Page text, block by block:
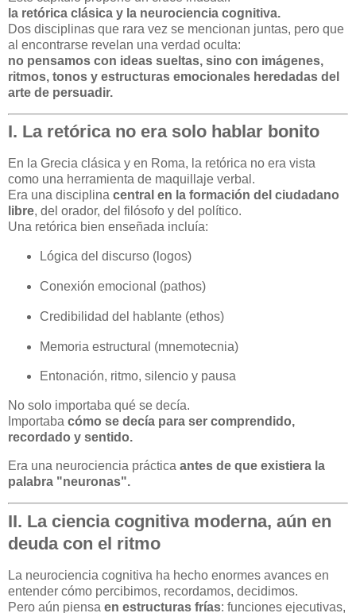
la retórica clásica y la neurociencia cognitiva.
Dos disciplinas que rara vez se mencionan juntas, pero que
al encontrarse revelan una verdad oculta:
no pensamos con ideas sueltas, sino con imágenes,
ritmos, tonos y estructuras emocionales heredadas del
arte de persuadir.
I. La retórica no era solo hablar bonito
En la Grecia clásica y en Roma, la retórica no era vista
como una herramienta de maquillaje verbal.
Era una disciplina central en la formación del ciudadano
libre, del orador, del filósofo y del político.
Una retórica bien enseñada incluía:
Lógica del discurso (logos)
Conexión emocional (pathos)
Credibilidad del hablante (ethos)
Memoria estructural (mnemotecnia)
Entonación, ritmo, silencio y pausa
No solo importaba qué se decía.
Importaba cómo se decía para ser comprendido,
recordado y sentido.
Era una neurociencia práctica antes de que existiera la
palabra "neuronas".
II. La ciencia cognitiva moderna, aún en
deuda con el ritmo
La neurociencia cognitiva ha hecho enormes avances en
entender cómo percibimos, recordamos, decidimos.
Pero aún piensa en estructuras frías: funciones ejecutivas,